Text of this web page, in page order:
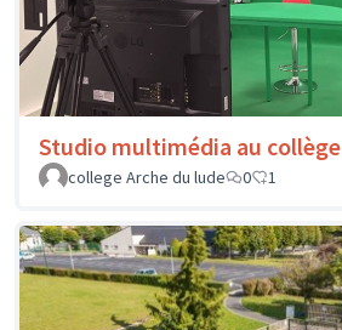
Studio multimédia au collège
college Arche du lude
0 1